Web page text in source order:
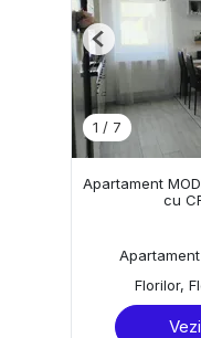
1 / 7
Previous
Apartament
cu
Florilor,